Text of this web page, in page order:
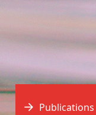
Publications